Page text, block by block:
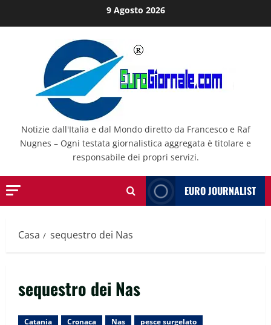
al
9 Agosto 2026
Notizie dall'Italia e dal Mondo diretto da Francesco e Raf
Nugnes – Ogni testata giornalistica aggregata è titolare e
responsabile dei propri servizi.
EURO JOURNALIST
Casa sequestro dei Nas
sequestro dei Nas
Catania Cronaca Nas
pesce surgelato